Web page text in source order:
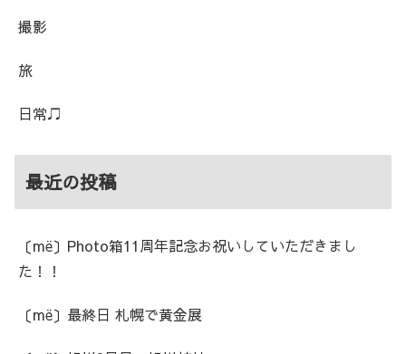
撮影
旅
日常♫
最近の投稿
〔më〕Photo箱11周年記念お祝いしていただきまし
た！！
〔më〕最終日 札幌で黄金展